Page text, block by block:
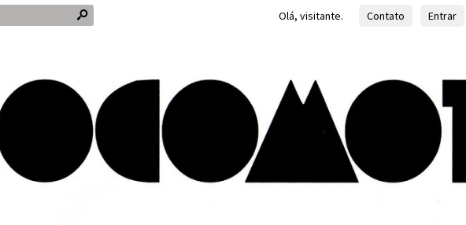
s Olá, visitante. Contato Entrar